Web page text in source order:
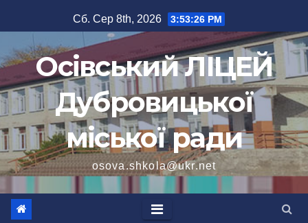
до
вмісту
Сб. Сер 8th, 2026 3:53:27 PM
Осівський ЛІЦЕЙ
Дубровицької
міської ради
osova.shkola@ukr.net